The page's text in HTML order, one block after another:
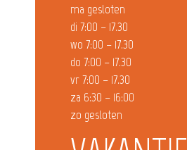
ma gesloten
di 7:00 – 17.30
wo 7:00 – 17.30
do 7:00 – 17.30
vr 7:00 – 17.30
za 6:30 – 16:00
zo gesloten